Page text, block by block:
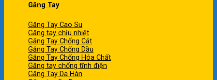
Găng Tay
Găng Tay Cao Su
Găng tay chịu nhiệt
Găng Tay Chống Cắt
Găng Tay Chống Dầu
Găng Tay Chống Hóa Chất
Găng tay chống tĩnh điện
Găng Tay Da Hàn